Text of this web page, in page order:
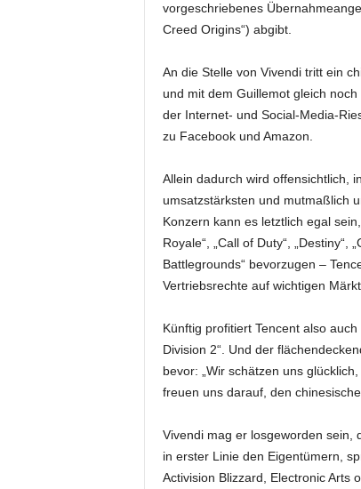
vorgeschriebenes
Creed Origins“) abgibt.
An die Stelle von Vivendi tritt ein
und mit dem Guillemot gleich
der Internet- und Social-Media-
zu Facebook und Amazon.
Allein dadurch wird offensichtlich,
umsatzstärksten und mutmaßlich
Konzern kann es letztlich egal
Royale“, „Call of Duty“, „Destiny“,
Battlegrounds“ bevorzugen –
Vertriebsrechte auf wichtigen
Künftig profitiert Tencent also auch
Division 2“. Und der
bevor: „Wir schätzen uns
freuen uns darauf, den
Vivendi mag er losgeworden sein,
in erster Linie den Eigentümern,
Activision Blizzard, Electronic Arts